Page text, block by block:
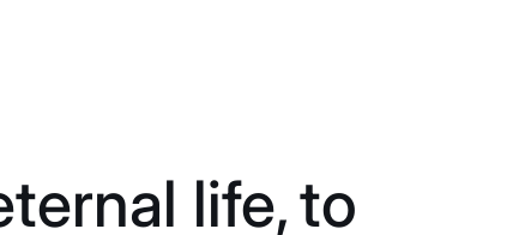
life, to